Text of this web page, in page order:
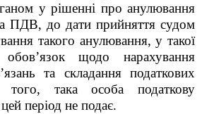
у рішенні про анулювання
ПДВ, до дати прийняття судом
такого анулювання, у такої
обов’язок щодо нарахування
та складання податкових
того, така особа податкову
період не подає.